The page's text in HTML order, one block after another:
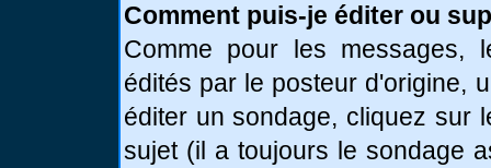
Comment puis-je éditer ou
Comme pour les messages,
édités par le posteur d'origine,
éditer un sondage, cliquez sur
sujet (il a toujours le sondage